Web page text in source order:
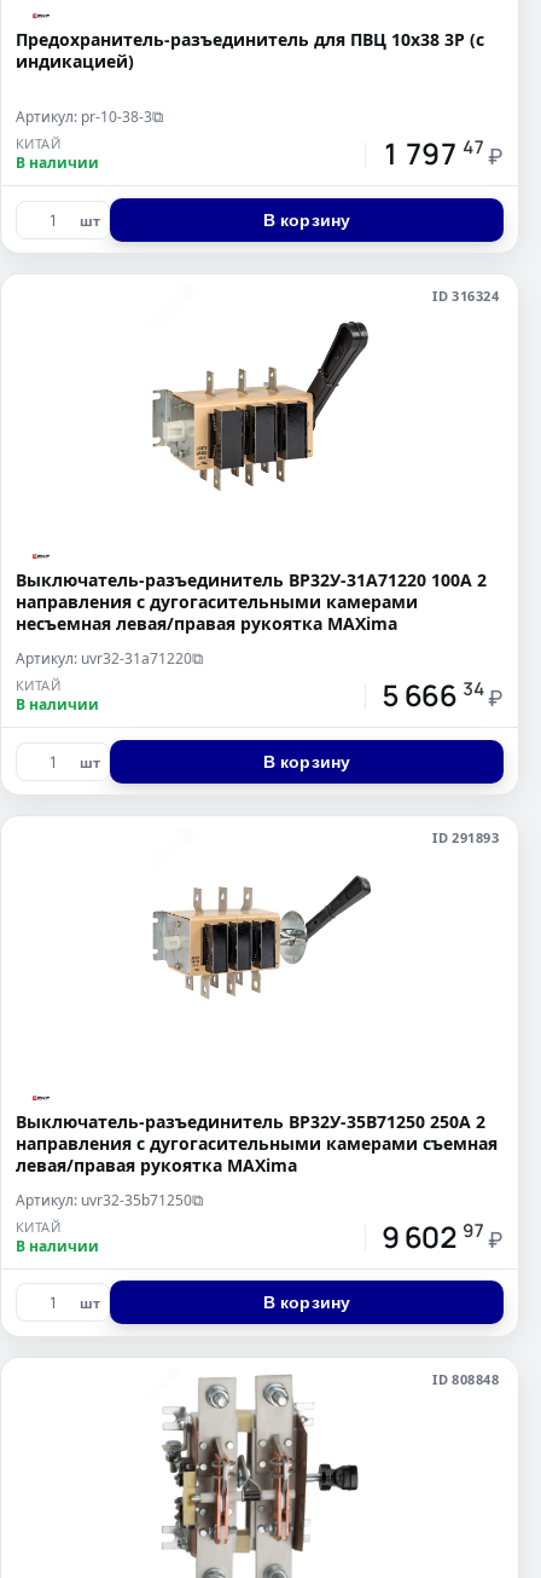
Предохранитель-разъединитель для ПВЦ 10x38 3P (с
индикацией)
Артикул: pr-10-38-3⧉
КИТАЙ
В наличии 1 797 47 ₽
шт В корзину
ID 316324
Выключатель-разъединитель ВР32У-31А71220 100А 2
направления с дугогасительными камерами
несъемная левая/правая рукоятка MAXima
Артикул: uvr32-31a71220⧉
КИТАЙ
В наличии 5 666 34 ₽
шт В корзину
ID 291893
Выключатель-разъединитель ВР32У-35B71250 250А 2
направления с дугогасительными камерами съемная
левая/правая рукоятка MAXima
Артикул: uvr32-35b71250⧉
КИТАЙ
В наличии 9 602 97 ₽
шт В корзину
ID 808848